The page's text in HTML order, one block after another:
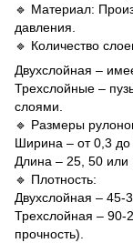
🔹 Материал:
давления.
🔹 Количество
Двухслойная –
Трехслойные –
слоями.
🔹 Размеры
Ширина – от 0,3
Длина – 25, 50 или
🔹 Плотность:
Двухслойная – 45-
Трехслойная – 90-
прочность).